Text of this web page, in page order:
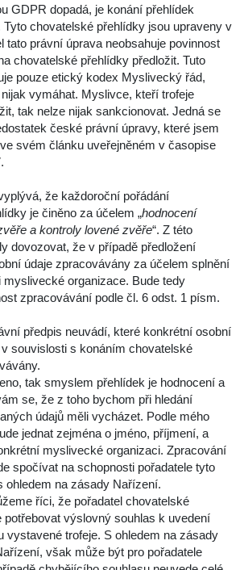
GDPR dopadá, je konání přehlídek
Tyto chovatelské přehlídky jsou upraveny v
tato právní úprava neobsahuje povinnost
chovatelské přehlídky předložit. Tuto
pouze etický kodex Myslivecký řád,
vymáhat. Myslivce, kteří trofeje
tak nelze nijak sankcionovat. Jedná se
české právní úpravy, které jsem
svém článku uveřejněném v časopise
že každoroční pořádání
je činěno za účelem „hodnocení
a kontroly lovené zvěře“. Z této
dovozovat, že v případě předložení
údaje zpracovávány za účelem splnění
myslivecké organizace. Bude tedy
zpracovávání podle čl. 6 odst. 1 písm.
předpis neuvádí, které konkrétní osobní
souvislosti s konáním chovatelské
tak smyslem přehlídek je hodnocení a
se, že z toho bychom při hledání
údajů měli vycházet. Podle mého
jednat zejména o jméno, příjmení, a
myslivecké organizaci. Zpracování
spočívat na schopnosti pořadatele tyto
ohledem na zásady Nařízení.
říci, že pořadatel chovatelské
potřebovat výslovný souhlas k uvedení
vystavené trofeje. S ohledem na zásady
však může být pro pořadatele